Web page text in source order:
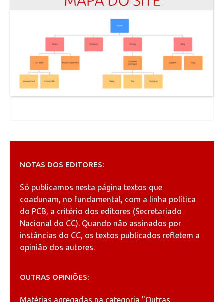
NOTAS DOS EDITORES:
Só publicamos nesta página textos que
coadunam, no fundamental, com a linha política
do PCB, a critério dos editores (Secretariado
Nacional do CC). Quando não assinados por
instâncias do CC, os textos publicados refletem a
opinião dos autores.
OUTRAS OPINIÕES:
Matérias agregadas na categoria "Outras